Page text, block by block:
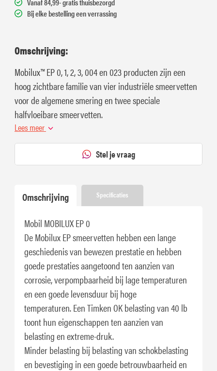
Bij elke bestelling een verrassing
Omschrijving:
Mobilux™ EP 0, 1, 2, 3, 004 en 023 producten zijn een
hoog zichtbare familie van vier industriële smeervetten
voor de algemene smering en twee speciale
halfvloeibare smeervetten.
Lees meer
Stel je vraag
Omschrijving Specificaties
Mobil MOBILUX EP 0
De Mobilux EP smeervetten hebben een lange
geschiedenis van bewezen prestatie en hebben
goede prestaties aangetoond ten aanzien van
corrosie, verpompbaarheid bij lage temperaturen
en een goede levensduur bij hoge
temperaturen. Een Timken OK belasting van 40 lb
toont hun eigenschappen ten aanzien van
belasting en extreme-druk.
Minder belasting bij belasting van schokbelasting
en bevestiging in een goede betrouwbaarheid en